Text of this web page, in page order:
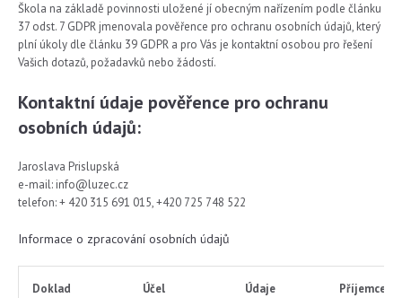
Škola na základě povinnosti uložené jí obecným nařízením podle článku
37 odst. 7 GDPR jmenovala pověřence pro ochranu osobních údajů, který
plní úkoly dle článku 39 GDPR a pro Vás je kontaktní osobou pro řešení
Vašich dotazů, požadavků nebo žádostí.
Kontaktní údaje pověřence pro ochranu
osobních údajů:
Jaroslava Prislupská
e-mail: info@luzec.cz
telefon: + 420 315 691 015, +420 725 748 522
Informace o zpracování osobních údajů
Doklad
Účel
Údaje Příjemce